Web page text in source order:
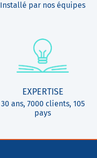
Installé par nos équipes
EXPERTISE
30 ans, 7000 clients, 105
pays